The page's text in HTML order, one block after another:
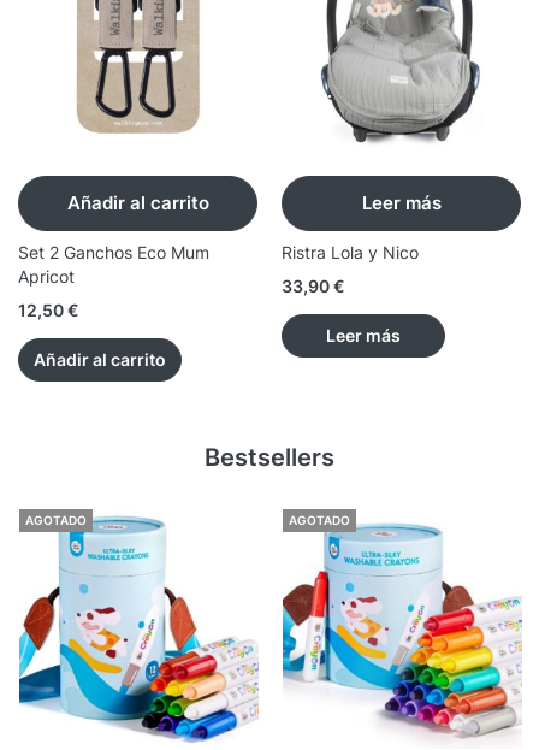
Añadir al carrito
Set 2 Ganchos Eco Mum
Apricot
12,50€
Añadir al carrito
Leer más
Ristra Lola y Nico
33,90€
Leer más
Bestsellers
AGOTADO AGOTADO